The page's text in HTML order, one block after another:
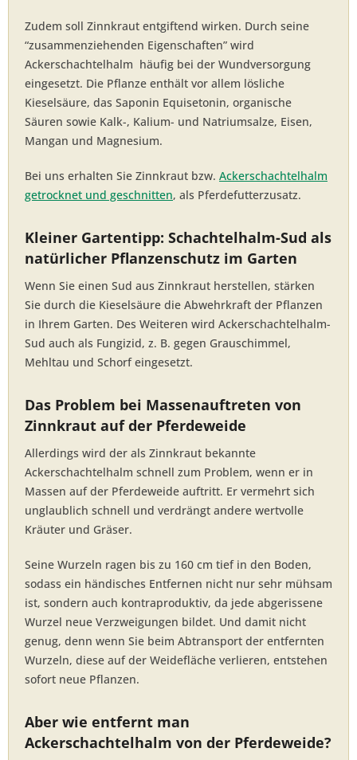
Zudem soll Zinnkraut entgiftend wirken. Durch seine
“zusammenziehenden Eigenschaften” wird
Ackerschachtelhalm häufig bei der Wundversorgung
eingesetzt. Die Pflanze enthält vor allem lösliche
Kieselsäure, das Saponin Equisetonin, organische
Säuren sowie Kalk-, Kalium- und Natriumsalze, Eisen,
Mangan und Magnesium.
Bei uns erhalten Sie Zinnkraut bzw. Ackerschachtelhalm
getrocknet und geschnitten, als Pferdefutterzusatz.
Kleiner Gartentipp: Schachtelhalm-Sud als
natürlicher Pflanzenschutz im Garten
Wenn Sie einen Sud aus Zinnkraut herstellen, stärken
Sie durch die Kieselsäure die Abwehrkraft der Pflanzen
in Ihrem Garten. Des Weiteren wird Ackerschachtelhalm-
Sud auch als Fungizid, z. B. gegen Grauschimmel,
Mehltau und Schorf eingesetzt.
Das Problem bei Massenauftreten von
Zinnkraut auf der Pferdeweide
Allerdings wird der als Zinnkraut bekannte
Ackerschachtelhalm schnell zum Problem, wenn er in
Massen auf der Pferdeweide auftritt. Er vermehrt sich
unglaublich schnell und verdrängt andere wertvolle
Kräuter und Gräser.
Seine Wurzeln ragen bis zu 160 cm tief in den Boden,
sodass ein händisches Entfernen nicht nur sehr mühsam
ist, sondern auch kontraproduktiv, da jede abgerissene
Wurzel neue Verzweigungen bildet. Und damit nicht
genug, denn wenn Sie beim Abtransport der entfernten
Wurzeln, diese auf der Weidefläche verlieren, entstehen
sofort neue Pflanzen.
Aber wie entfernt man
Ackerschachtelhalm von der Pferdeweide?